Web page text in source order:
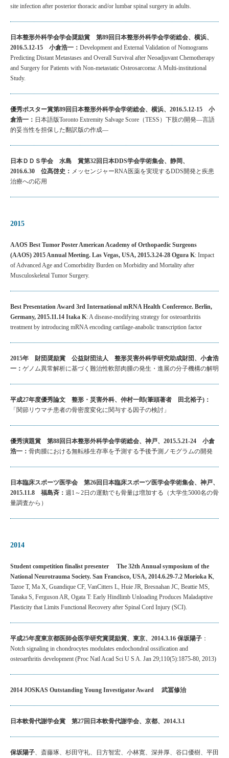
site infection after posterior thoracic and/or lumbar spinal surgery in adults.
日本整形外科学会学会奨励賞 第89回日本整形外科学会学術総会、横浜、
2016.5.12-15 小倉浩一： Development and External Validation of Nomograms
Predicting Distant Metastases and Overall Survival after Neoadjuvant Chemotherapy
and Surgery for Patients with Non-metastatic Osteosarcoma: A Multi-institutional
Study.
優秀ポスター賞第89回日本整形外科学会学術総会、横浜、2016.5.12-15 小
倉浩一： 日本語版Toronto Extremity Salvage Score（TESS）下肢の開発―言語
的妥当性を担保した翻訳版の作成―
日本ＤＤＳ学会 水島 賞第32回日本DDS学会学術集会、静岡、
2016.6.30 位髙啓史： メッセンジャーRNA医薬を実現するDDS開発と疾患
治療への応用
2015
AAOS Best Tumor Poster American Academy of Orthopaedic Surgeons
(AAOS) 2015 Annual Meeting. Las Vegas, USA, 2015.3.24-28 Ogura K: Impact
of Advanced Age and Comorbidity Burden on Morbidity and Mortality after
Musculoskeletal Tumor Surgery.
Best Presentation Award 3rd International mRNA Health Conference. Berlin,
Germany, 2015.11.14 Itaka K: A disease-modifying strategy for osteoarthritis
treatment by introducing mRNA encoding cartilage-anabolic transcription factor
2015年 財団奨励賞 公益財団法人 整形災害外科学研究助成財団、小倉浩
一： ゲノム異常解析に基づく難治性軟部肉腫の発生・進展の分子機構の解明
平成27年度優秀論文 整形・災害外科、仲村一郎(筆頭著者 田北裕子)：
「関節リウマチ患者の骨密度変化に関与する因子の検討」
優秀演題賞 第88回日本整形外科学会学術総会、神戸、2015.5.21-24 小倉
浩一： 骨肉腫における無転移生存率を予測する予後予測ノモグラムの開発
日本臨床スポーツ医学会 第26回日本臨床スポーツ医学会学術集会、神戸、
2015.11.8 福島斉： 週1～2日の運動でも骨量は増加する（大学生5000名の骨
量調査から）
2014
Student competition finalist presenter
The 32th Annual symposium of the
National Neurotrauma Society. San Francisco, USA, 2014.6.29-7.2 Morioka K,
Tazoe T, Ma X, Guandique CF, VanCitters L, Huie JR, Bresnahan JC, Beattie MS,
Tanaka S, Ferguson AR, Ogata T: Early Hindlimb Unloading Produces Maladaptive
Plasticity that Limits Functional Recovery after Spinal Cord Injury (SCI).
平成25年度東京都医師会医学研究賞奨励賞、東京、2014.3.16 保坂陽子 ：
Notch signaling in chondrocytes modulates endochondral ossification and
osteoarthritis development (Proc Natl Acad Sci U S A. Jan 29;110(5):1875-80, 2013)
2014 JOSKAS Outstanding Young Investigator Award 武冨修治
日本軟骨代謝学会賞 第27回日本軟骨代謝学会、京都、2014.3.1
保坂陽子、斎藤琢、杉田守礼、日方智宏、小林寛、深井厚、谷口優樹、平田